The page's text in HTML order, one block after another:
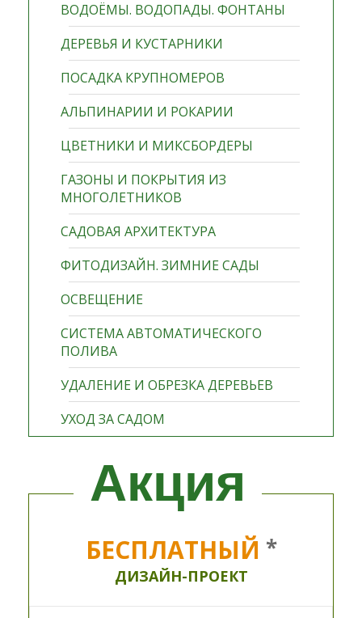
ВОДОЁМЫ. ВОДОПАДЫ. ФОНТАНЫ
ДЕРЕВЬЯ И КУСТАРНИКИ
ПОСАДКА КРУПНОМЕРОВ
АЛЬПИНАРИИ И РОКАРИИ
ЦВЕТНИКИ И МИКСБОРДЕРЫ
ГАЗОНЫ И ПОКРЫТИЯ ИЗ
МНОГОЛЕТНИКОВ
САДОВАЯ АРХИТЕКТУРА
ФИТОДИЗАЙН. ЗИМНИЕ САДЫ
ОСВЕЩЕНИЕ
СИСТЕМА АВТОМАТИЧЕСКОГО
ПОЛИВА
УДАЛЕНИЕ И ОБРЕЗКА ДЕРЕВЬЕВ
УХОД ЗА САДОМ
Акция
БЕСПЛАТНЫЙ *
ДИЗАЙН-ПРОЕКТ